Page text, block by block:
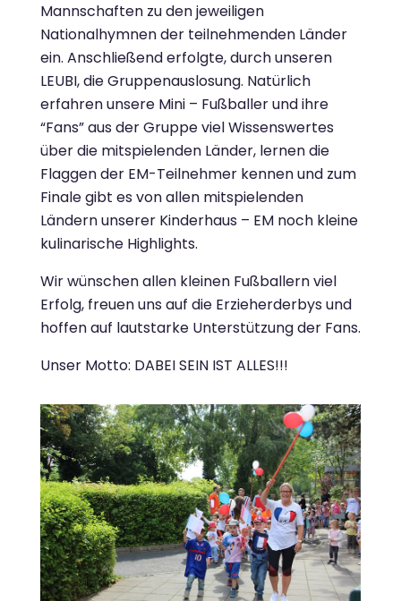
Mannschaften zu den jeweiligen
Nationalhymnen der teilnehmenden Länder
ein. Anschließend erfolgte, durch unseren
LEUBI, die Gruppenauslosung. Natürlich
erfahren unsere Mini – Fußballer und ihre
“Fans” aus der Gruppe viel Wissenswertes
über die mitspielenden Länder, lernen die
Flaggen der EM-Teilnehmer kennen und zum
Finale gibt es von allen mitspielenden
Ländern unserer Kinderhaus – EM noch kleine
kulinarische Highlights.
Wir wünschen allen kleinen Fußballern viel
Erfolg, freuen uns auf die Erzieherderbys und
hoffen auf lautstarke Unterstützung der Fans.
Unser Motto: DABEI SEIN IST ALLES!!!